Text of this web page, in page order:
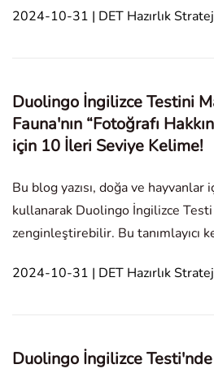
Hakkında Konuş" bölümündeki
2024-10-31 | DET Hazırlık
Duolingo İngilizce Testini
Fauna'nın “Fotoğrafı
için 10 İleri Seviye Kelime!
Bu blog yazısı, doğa ve hayvanlar
kullanarak Duolingo İngilizce Testi
zenginleştirebilir. Bu tanımlayıcı
Hakkında Konuşun İnsanların Portreleri
2024-10-31 | DET Hazırlık
Duolingo İngilizce